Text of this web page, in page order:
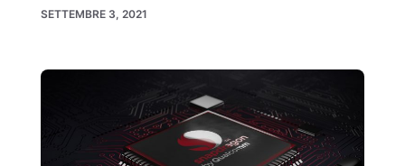
SETTEMBRE 3, 2021